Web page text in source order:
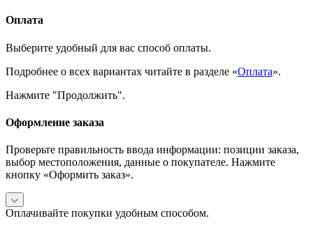
Оплата
Выберите удобный для вас способ оплаты.
Подробнее о всех вариантах читайте в разделе «Оплата».
Нажмите "Продолжить".
Оформление заказа
Проверьте правильность ввода информации: позиции заказа,
выбор местоположения, данные о покупателе. Нажмите
кнопку «Оформить заказ».
Оплачивайте покупки удобным способом.